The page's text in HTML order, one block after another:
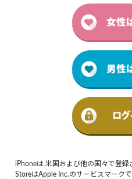
iPhoneは 米国および他の国々で登
StoreはApple Inc.のサービスマーク